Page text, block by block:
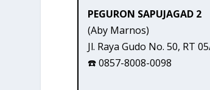
PEGURON SAPUJAGAD 2
(Aby Marnos)
Jl. Raya Gudo No. 50, RT
☎️ 0857-8008-0098